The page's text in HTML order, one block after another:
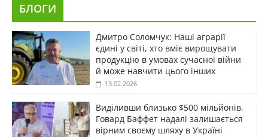
БЛОГИ
Дмитро Соломчук: Наші аграрії
єдині у світі, хто вміє вирощувати
продукцію в умовах сучасної війни
й може навчити цього інших
13.02.2026
Виділивши близько $500 мільйонів,
Говард Баффет надалі залишається
вірним своєму шляху в Україні